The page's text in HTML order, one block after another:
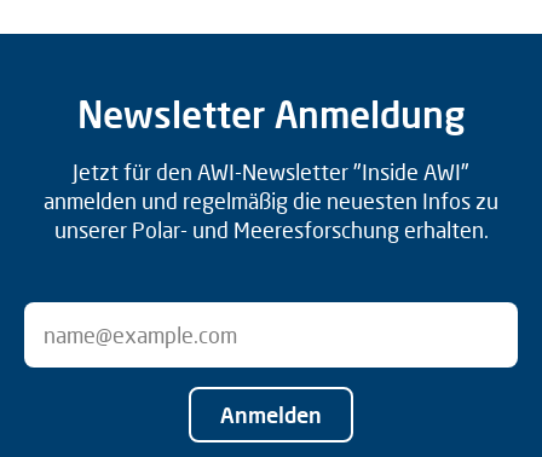
Newsletter Anmeldung
Jetzt für den AWI-Newsletter "Inside AWI"
anmelden und regelmäßig die neuesten Infos zu
unserer Polar- und Meeresforschung erhalten.
Anmelden